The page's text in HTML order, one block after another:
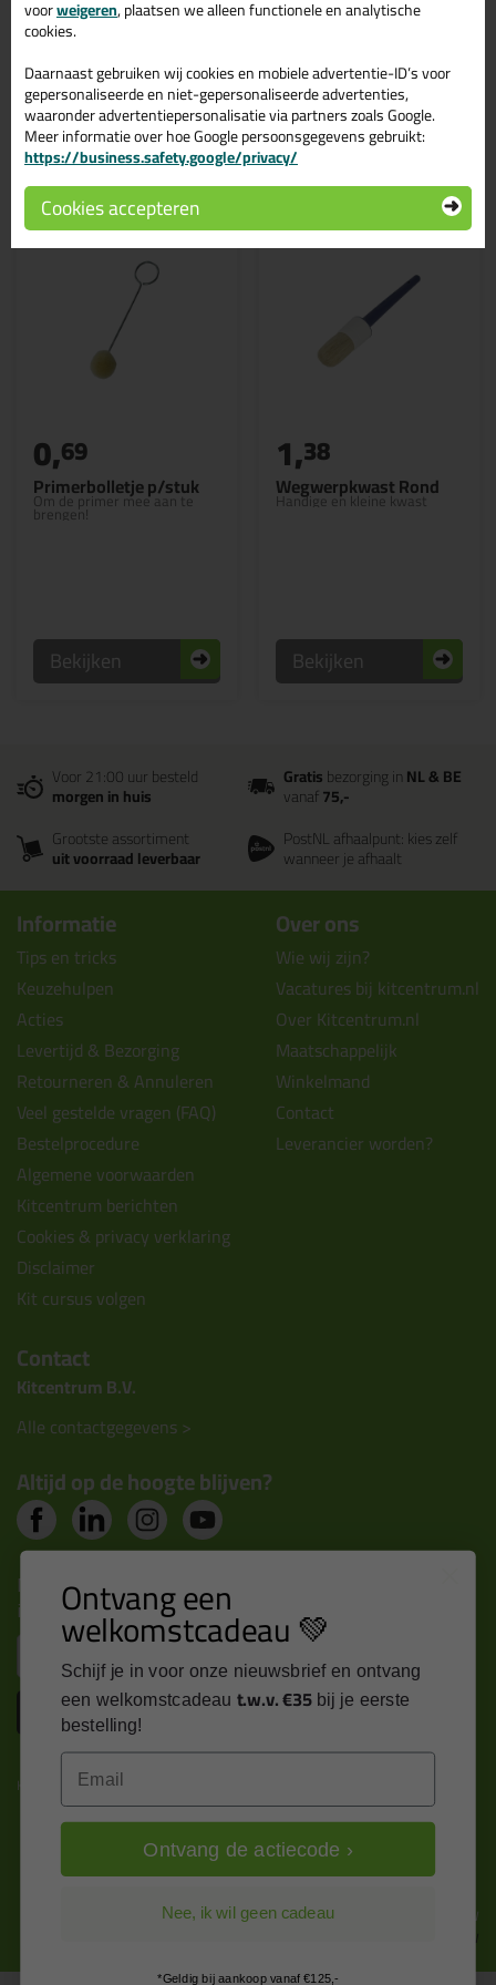
Gerelateerde producten
Primerbolletje p/stuk
Om de primer mee aan te
brengen!
0,69
Bekijken
Wegwerpkwast Rond
Handige en kleine kwast
1,38
Bekijken
Voor 21:00 uur besteld
morgen in huis
Gratisbezorging inNL & BE
vanaf75,-
Grootste assortiment
uit voorraad leverbaar
PostNL afhaalpunt: kies zelf
wanneer je afhaalt
Informatie
Tips en tricks
Keuzehulpen
Acties
Levertijd & Bezorging
Retourneren & Annuleren
Veel gestelde vragen (FAQ)
Bestelprocedure
Algemene voorwaarden
Kitcentrum berichten
Cookies & privacy verklaring
Disclaimer
Kit cursus volgen
Over ons
Wie wij zijn?
Vacatures bij kitcentrum.nl
Over Kitcentrum.nl
Maatschappelijk
Winkelmand
Contact
Leverancier worden?
Contact
Kitcentrum B.V.
Alle contactgegevens >
Altijd op de hoogte blijven?
Nieuws, tips en exclusieve deals rechtstreeks in je
inbox
Inschrijven
Kitcentrum is trots op:
Alle prijzen zijn in EURO en excl. 21% BTW
wijzig naar incl. BTW
voorweigeren, plaatsen we alleen functionele en analytische
cookies.
Daarnaast gebruiken wij cookies en mobiele advertentie-ID’s voor
gepersonaliseerde en niet-gepersonaliseerde advertenties,
waaronder advertentiepersonalisatie via partners zoals Google.
Meer informatie over hoe Google persoonsgegevens gebruikt:
https://business.safety.google/privacy/
Cookies accepteren
Ontvang een
welkomstcadeau 💚
Schijf je in voor onze nieuwsbrief en ontvang
een welkomstcadeau t.w.v. €35 bij je eerste
bestelling!
Email
Ontvang de actiecode ›
Nee, ik wil geen cadeau
*Geldig bij aankoop vanaf €125,-